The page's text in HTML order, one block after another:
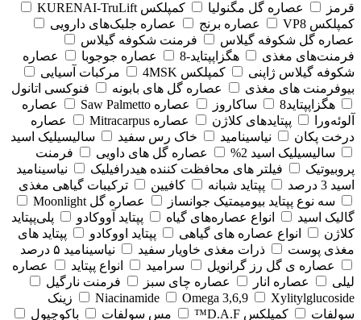
قرمز
عصاره گل مگنولیا
کمپلکس KURENAI-TruLift
کمپلکس VP8
عصاره برنج
عصاره جلبک‌های دارویی
عصاره گل شکوفه گیلاس
فرمنت شکوفه گیلاس
فرمنت‌های مغذی
هگزاپپتاید-8 عصاره جوجوبا
عصاره
شکوفه گیلاس ژاپنی
کمپلکس 4MSK
مرکبات آسیایی
بیوفرمنت های مغذی
عصاره گل های بابونه
فنوکسی اتانول
هگزاپپتاید8
ساکاروز عصاره Saw Palmetto
عصاره
آلوئه‌ورا
پپتایدهای کلاژن عصاره Mitracarpus
عصاره
درخت پکان
نیاسینامید خاک رس سفید
سالیسیلیک اسید
سالیسیلیک اسید 2%
عصاره گل های داویی
فرمنت
پروبیوتیک
فیلتر های محافظت کننده هیدرافیلیک
نیاسینامید
اسید 3 درصد
پپتاید شبانه کافیین
ترکیبات گیاهی مغذی
سه نوع پپتاید بیومیمتیک جوانساز
عصاره گل Moonlight
گالیک اسید
انواع عصاره‌های گیاه پپتاید آووکادو
پلی‌پپتاید
کلاژن
انواع عصاره های گیاهی پپتاید اووکادو
پپتاید های
مغذی پوست
ذرات مغذی خاویار سفید
نیاسینامید ۵ درصد
عصاره ی گل رز گرانویل
سرامید انواع پپتاید
عصاره
لیلی
عصاره انار عصاره چای سبز
فرمنت نارگیل
Niacinamide
Omega 3,6,9 Xylitylglucoside
زینک
سولفات
کمپلکس D.A.F™ مس سولفات
باکوچیول